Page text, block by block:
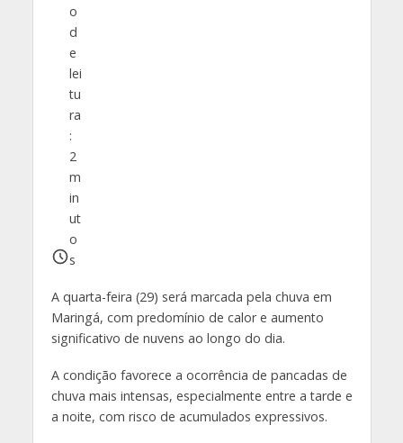
o
d
e
lei
tu
ra
:
2
m
in
ut
o
s
A quarta-feira (29) será marcada pela chuva em
Maringá, com predomínio de calor e aumento
significativo de nuvens ao longo do dia.
A condição favorece a ocorrência de pancadas de
chuva mais intensas, especialmente entre a tarde e
a noite, com risco de acumulados expressivos.